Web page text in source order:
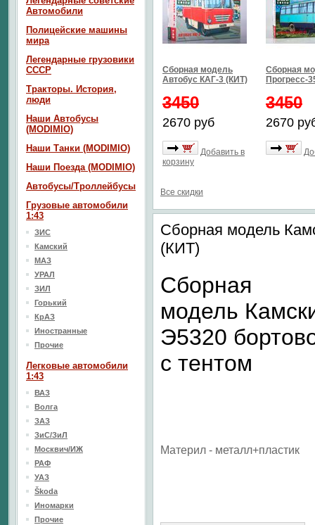
Сборная модель
Автобус КАГ-3 (КИТ)
3450
2670 руб
Добавить в
корзину
Сборная
Прогресс-
3450
2670
Все скидки
Сборная модель
(КИТ)
Сборная
модель
Э5320
с тентом
Материл - металл+пластик
Автомобили
Полицейские машины
мира
Легендарные грузовики
СССР
Тракторы. История,
люди
Наши Автобусы
(MODIMIO)
Наши Танки (MODIMIO)
Наши Поезда (MODIMIO)
Автобусы/Троллейбусы
Грузовые автомобили
1:43
ЗИС
Камский
МАЗ
УРАЛ
ЗИЛ
Горький
КрАЗ
Иностранные
Прочие
Легковые автомобили
1:43
ВАЗ
Волга
ЗАЗ
ЗиС/ЗиЛ
Москвич/ИЖ
РАФ
УАЗ
Škoda
Иномарки
Прочие